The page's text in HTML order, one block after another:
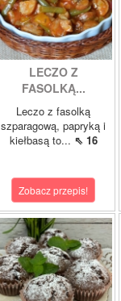
LECZO Z
FASOLKĄ...
Leczo z fasolką
szparagową, papryką i
kiełbasą to... ⇖ 16
Zobacz przepis!